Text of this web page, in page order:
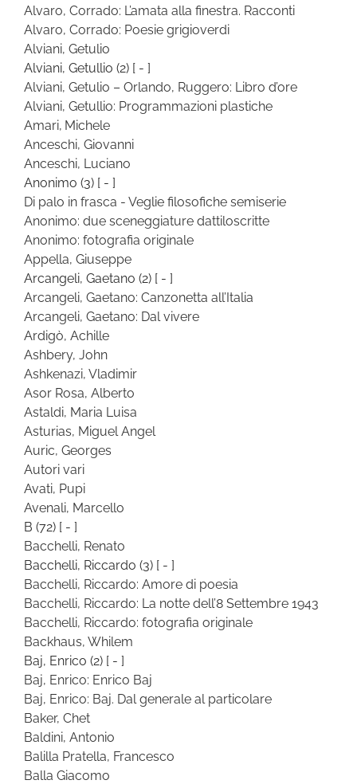
Alvaro, Corrado: L’amata alla finestra. Racconti
Alvaro, Corrado: Poesie grigioverdi
Alviani, Getulio
Alviani, Getullio (2) [ - ]
Alviani, Getulio – Orlando, Ruggero: Libro d’ore
Alviani, Getullio: Programmazioni plastiche
Amari, Michele
Anceschi, Giovanni
Anceschi, Luciano
Anonimo (3) [ - ]
Di palo in frasca - Veglie filosofiche semiserie
Anonimo: due sceneggiature dattiloscritte
Anonimo: fotografia originale
Appella, Giuseppe
Arcangeli, Gaetano (2) [ - ]
Arcangeli, Gaetano: Canzonetta all’Italia
Arcangeli, Gaetano: Dal vivere
Ardigò, Achille
Ashbery, John
Ashkenazi, Vladimir
Asor Rosa, Alberto
Astaldi, Maria Luisa
Asturias, Miguel Angel
Auric, Georges
Autori vari
Avati, Pupi
Avenali, Marcello
B (72) [ - ]
Bacchelli, Renato
Bacchelli, Riccardo (3) [ - ]
Bacchelli, Riccardo: Amore di poesia
Bacchelli, Riccardo: La notte dell’8 Settembre 1943
Bacchelli, Riccardo: fotografia originale
Backhaus, Whilem
Baj, Enrico (2) [ - ]
Baj, Enrico: Enrico Baj
Baj, Enrico: Baj. Dal generale al particolare
Baker, Chet
Baldini, Antonio
Balilla Pratella, Francesco
Balla Giacomo